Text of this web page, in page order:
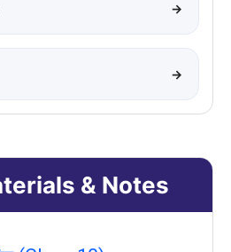
→
→
& Notes